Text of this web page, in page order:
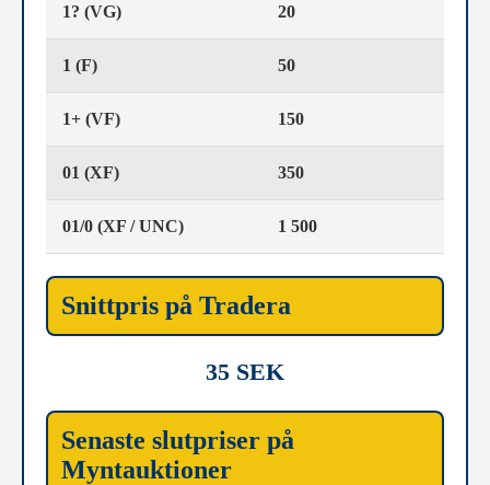
1? (VG) 20
1 (F) 50
1+ (VF) 150
01 (XF) 350
01/0 (XF / UNC) 1 500
Snittpris på Tradera
35 SEK
Senaste slutpriser på
Myntauktioner